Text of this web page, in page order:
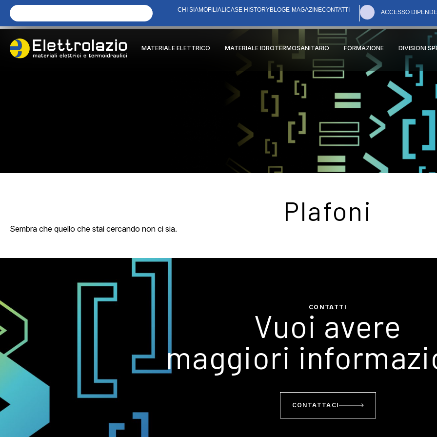
CHI SIAMOFILIALICASE HISTORYBLOGE-MAGAZINECONTATTI ACCESSO
MATERIALE ELETTRICO MATERIALE IDROTERMOSANITARIO FORMAZIONE DIVISIONI
Plafoni
Sembra che quello che stai cercando non ci sia.
CONTATTI
Vuoi avere
maggiori
CONTATTACI